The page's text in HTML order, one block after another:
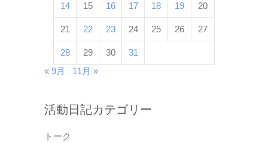
14 15 16 17 18 19 20
21 22 23 24 25 26 27
28 29 30
31
« 9月
11月 »
活動日記カテゴリー
トーク